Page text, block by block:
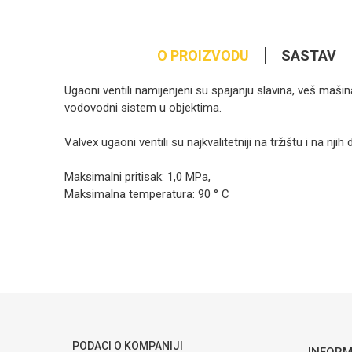
O PROIZVODU SASTAV
Ugaoni ventili namijenjeni su spajanju slavina, veš
vodovodni sistem u objektima.
Valvex ugaoni ventili su najkvalitetniji na tržištu i na njih
Maksimalni pritisak: 1,0 MPa,
Maksimalna temperatura: 90 ° C
PODACI O KOMPANIJI